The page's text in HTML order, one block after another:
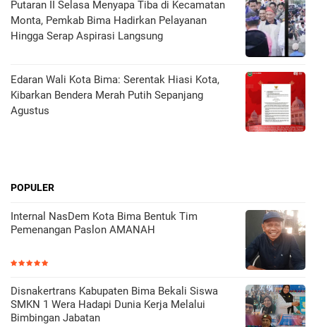
Putaran II Selasa Menyapa Tiba di Kecamatan
Monta, Pemkab Bima Hadirkan Pelayanan
Hingga Serap Aspirasi Langsung
Edaran Wali Kota Bima: Serentak Hiasi Kota,
Kibarkan Bendera Merah Putih Sepanjang
Agustus
POPULER
Internal NasDem Kota Bima Bentuk Tim
Pemenangan Paslon AMANAH
Disnakertrans Kabupaten Bima Bekali Siswa
SMKN 1 Wera Hadapi Dunia Kerja Melalui
Bimbingan Jabatan